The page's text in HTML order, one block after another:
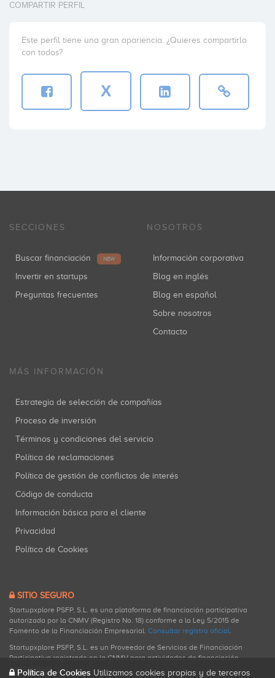
COMPARTIR PERFIL
Este perfil tiene una gran apariencia. ¿Quieres compartirlo
con todos?
X
SECCIONES
Buscar financiación NEW
Invertir en startups
Preguntas frecuentes
NOSOTROS
Información corporativa
Blog en inglés
Blog en español
Sobre nosotros
Contacto
MÁS INFORMACIÓN
Estrategia de selección de compañías
Proceso de inversión
Términos y condiciones del servicio
Política de reclamaciones
Política de gestión de conflictos de interés
Código de conducta
Información básica para el cliente
Privacidad
Política de Cookies
SITIO SEGURO
Startupxplore PSFP, S.L. es una plataforma de financiación participativa
autorizada por la CNMV (Registro No. 18) conforme a la Ley 5/2015 de
Fomento de la Financiación Empresarial. Consultar registro oficial.
Startupxplore PSFP, S.L. es un Proveedor de Servicios de Financiación
Participativa registrado en la CNMV para actividades de financiación
participativa.
Política de Cookies Utilizamos cookies propias y de terceros